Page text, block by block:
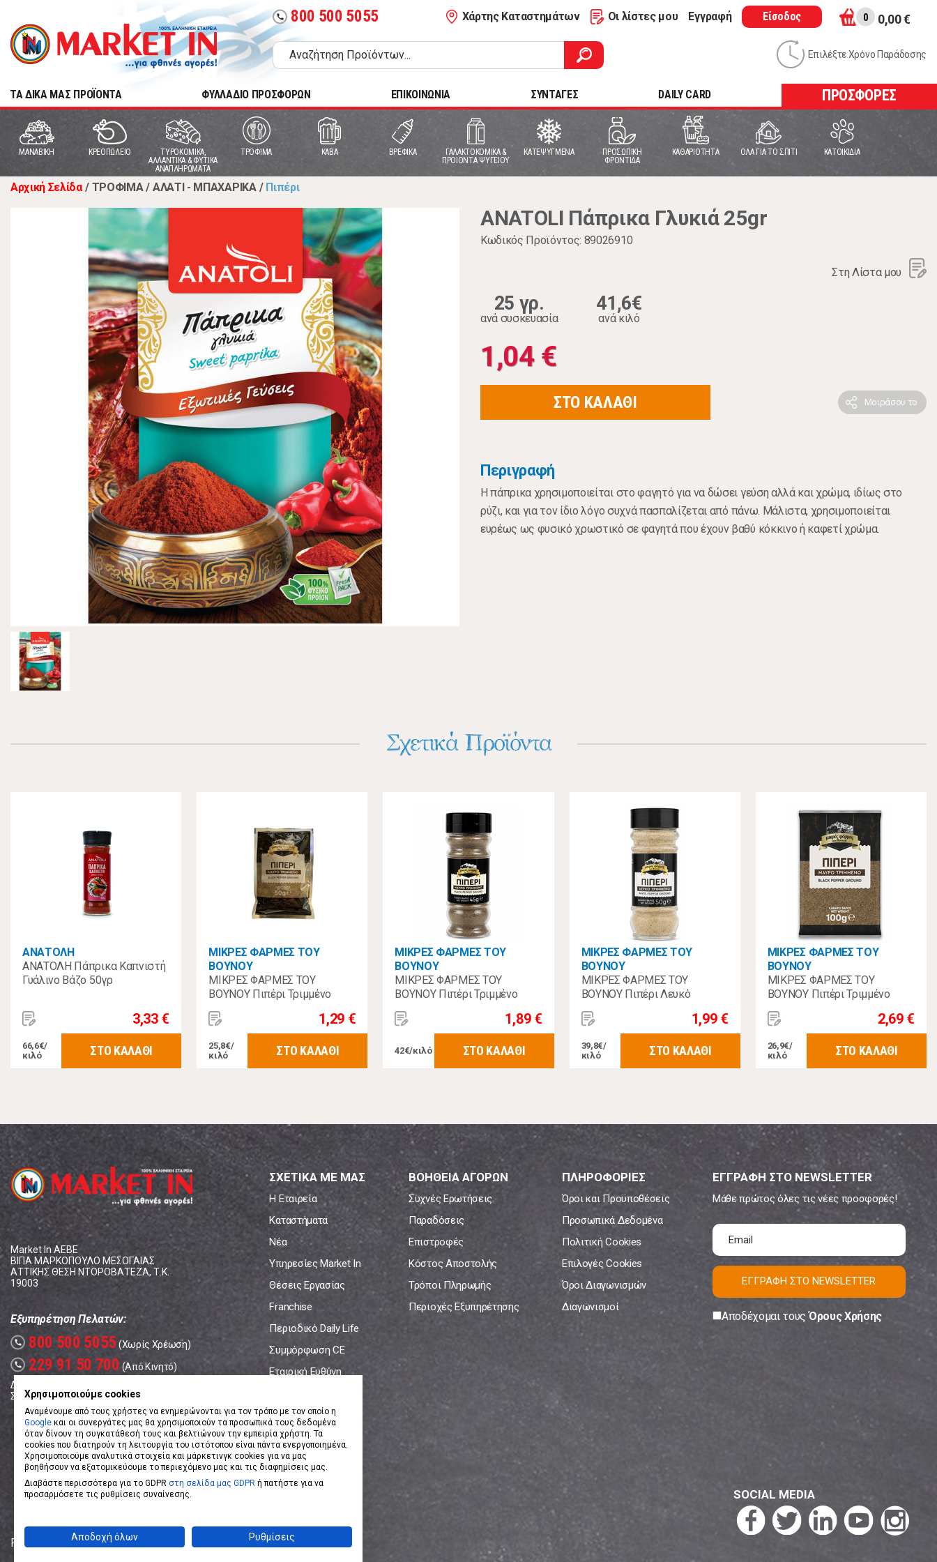
call 800 500 5055 Χάρτης Καταστημάτων Οι λίστες μου Εγγραφή Είσοδος 0 0,00 €
Επιλέξτε Χρόνο Παράδοσης
TA ΔΙΚΑ ΜΑΣ ΠΡΟΪΟΝΤΑ ΦΥΛΛΑΔΙΟ ΠΡΟΣΦΟΡΩΝ ΕΠΙΚΟΙΝΩΝΙΑ ΣΥΝΤΑΓΕΣ DAILY CARD ΠΡΟΣΦΟΡΕΣ
MANABIKH ΚΡΕΟΠΩΛΕΙΟ
ΤΥΡΟΚΟΜΙΚΑ,
ΑΛΛΑΝΤΙΚΑ & ΦΥΤΙΚΑ
ΑΝΑΠΛΗΡΩΜΑΤΑ
ΤΡΟΦΙΜΑ ΚΑΒΑ ΒΡΕΦΙΚΑ
ΓΑΛΑΚΤΟΚΟΜΙΚΑ &
ΠΡΟΙΟΝΤΑ ΨΥΓΕΙΟΥ
ΚΑΤΕΨΥΓΜΕΝΑ
ΠΡΟΣΩΠΙΚΗ
ΦΡΟΝΤΙΔΑ
ΚΑΘΑΡΙΟΤΗΤΑ ΟΛΑ ΓΙΑ ΤΟ ΣΠΙΤΙ ΚΑΤΟΙΚΙΔΙΑ
Αρχική Σελίδα / ΤΡΟΦΙΜΑ / ΑΛΑΤΙ - ΜΠΑΧΑΡΙΚΑ / Πιπέρι
ANATOLI Πάπρικα Γλυκιά 25gr
Κωδικός Προϊόντος: 89026910
Στη Λίστα μου
25 γρ.
ανά συσκευασία
41,6€
ανά κιλό
1,04 €
ΣΤΟ ΚΑΛΑΘΙ Μοιράσου το
Περιγραφή
Η πάπρικα χρησιμοποιείται στο φαγητό για να δώσει γεύση αλλά και χρώμα, ιδίως στο
ρύζι, και για τον ίδιο λόγο συχνά πασπαλίζεται από πάνω. Μάλιστα, χρησιμοποιείται
ευρέως ως φυσικό χρωστικό σε φαγητά που έχουν βαθύ κόκκινο ή καφετί χρώμα.
Σχετικά Προϊόντα
ΑΝΑΤΟΛΗ
ΑΝΑΤΟΛΗ Πάπρικα Καπνιστή
Γυάλινο Βάζο 50γρ
3,33 €
66,6€/
κιλό
ΣΤΟ ΚΑΛΑΘΙ
ΜΙΚΡΕΣ ΦΑΡΜΕΣ ΤΟΥ
ΒΟΥΝΟΥ
ΜΙΚΡΕΣ ΦΑΡΜΕΣ ΤΟΥ
ΒΟΥΝΟΥ Πιπέρι Τριμμένο
Φάκελο 50γρ
1,29 €
25,8€/
κιλό
ΣΤΟ ΚΑΛΑΘΙ
ΜΙΚΡΕΣ ΦΑΡΜΕΣ ΤΟΥ
ΒΟΥΝΟΥ
ΜΙΚΡΕΣ ΦΑΡΜΕΣ ΤΟΥ
ΒΟΥΝΟΥ Πιπέρι Τριμμένο
Γυάλινο 45γρ
1,89 €
42€/κιλό ΣΤΟ ΚΑΛΑΘΙ
ΜΙΚΡΕΣ ΦΑΡΜΕΣ ΤΟΥ
ΒΟΥΝΟΥ
ΜΙΚΡΕΣ ΦΑΡΜΕΣ ΤΟΥ
ΒΟΥΝΟΥ Πιπέρι Λευκό
Τριμμένο 50γρ
1,99 €
39,8€/
κιλό
ΣΤΟ ΚΑΛΑΘΙ
ΜΙΚΡΕΣ ΦΑΡΜΕΣ ΤΟΥ
ΒΟΥΝΟΥ
ΜΙΚΡΕΣ ΦΑΡΜΕΣ ΤΟΥ
ΒΟΥΝΟΥ Πιπέρι Τριμμένο
100γρ
2,69 €
26,9€/
κιλό
ΣΤΟ ΚΑΛΑΘΙ
Market In ΑΕΒΕ
ΒΙΠΑ ΜΑΡΚΟΠΟΥΛΟ ΜΕΣΟΓΑΙΑΣ
ΑΤΤΙΚΗΣ ΘΕΣΗ ΝΤΟΡΟΒΑΤΕΖΑ, Τ.Κ.
19003
Εξυπηρέτηση Πελατών:
call 800 500 5055 (Χωρίς Χρέωση)
call 229 91 50 700 (Από Κινητό)
Δευτέρα - Παρασκευή: 08:00 - 17:00
Σάββατο: 08:00 – 14:00
ΣΧΕΤΙΚΑ ΜΕ ΜΑΣ
Η Εταιρεία
Καταστήματα
Νέα
Υπηρεσίες Market In
Θέσεις Εργασίας
Franchise
Περιοδικό Daily Life
Συμμόρφωση CE
Εταιρική Ευθύνη
ΒΟΗΘΕΙΑ ΑΓΟΡΩΝ
Συχνές Ερωτήσεις
Παραδόσεις
Επιστροφές
Κόστος Αποστολής
Τρόποι Πληρωμής
Περιοχές Εξυπηρέτησης
ΠΛΗΡΟΦΟΡΙΕΣ
Όροι και Προϋποθέσεις
Προσωπικά Δεδομένα
Πολιτική Cookies
Επιλογές Cookies
Όροι Διαγωνισμών
Διαγωνισμοί
ΕΓΓΡΑΦΗ ΣΤΟ NEWSLETTER
Μάθε πρώτος όλες τις νέες προσφορές!
ΕΓΓΡΑΦΗ ΣΤΟ NEWSLETTER
Αποδέχομαι τουςΌρους Χρήσης
SOCIAL MEDIA
Powered by eShopKeyDesigned by Koolmetrix
Χρησιμοποιούμε cookies
Αναμένουμε από τους χρήστες να ενημερώνονται για τον τρόπο με τον οποίο η
Google και οι συνεργάτες μας θα χρησιμοποιούν τα προσωπικά τους δεδομένα
όταν δίνουν τη συγκατάθεσή τους και βελτιώνουν την εμπειρία χρήστη. Τα
cookies που διατηρούν τη λειτουργία του ιστότοπου είναι πάντα ενεργοποιημένα.
Χρησιμοποιούμε αναλυτικά στοιχεία και μάρκετινγκ cookies για να μας
βοηθήσουν να εξατομικεύουμε το περιεχόμενο μας και τις διαφημίσεις μας.
Διαβάστε περισσότερα για το GDPR στη σελίδα μας GDPR ή πατήστε για να
προσαρμόσετε τις ρυθμίσεις συναίνεσης.
Αποδοχή όλων Ρυθμίσεις